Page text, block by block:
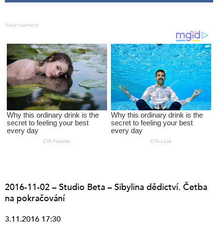
Advertisement
2016-11-02 – Studio Beta – Sibylina dědictví. Četba
na pokračování
3.11.2016 17:30